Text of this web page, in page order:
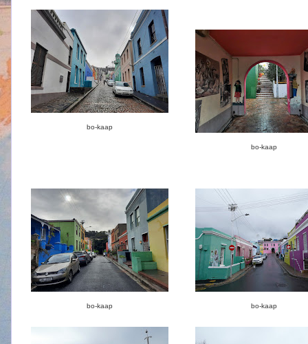
bo-kaap
bo-kaap
bo-kaap bo-kaap